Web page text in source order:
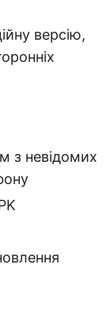
версію,
з невідомих